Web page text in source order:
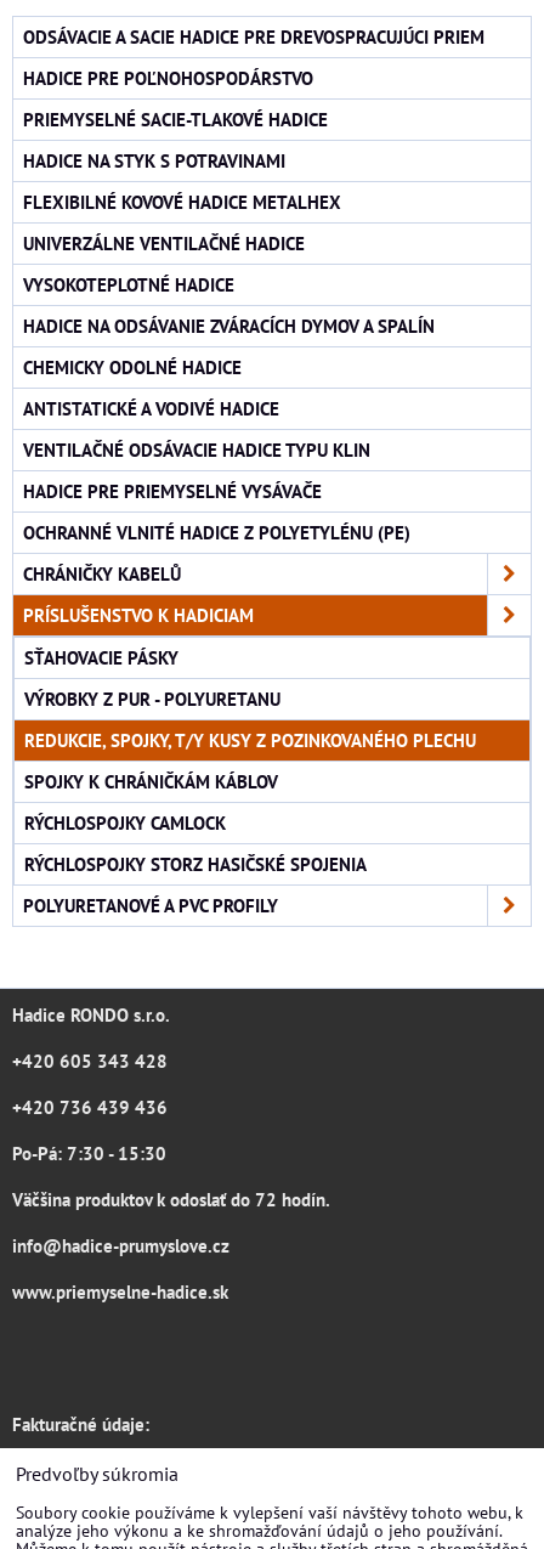
ODSÁVACIE A SACIE HADICE PRE DREVOSPRACUJÚCI PRIEM
HADICE PRE POĽNOHOSPODÁRSTVO
PRIEMYSELNÉ SACIE-TLAKOVÉ HADICE
HADICE NA STYK S POTRAVINAMI
FLEXIBILNÉ KOVOVÉ HADICE METALHEX
UNIVERZÁLNE VENTILAČNÉ HADICE
VYSOKOTEPLOTNÉ HADICE
HADICE NA ODSÁVANIE ZVÁRACÍCH DYMOV A SPALÍN
CHEMICKY ODOLNÉ HADICE
ANTISTATICKÉ A VODIVÉ HADICE
VENTILAČNÉ ODSÁVACIE HADICE TYPU KLIN
HADICE PRE PRIEMYSELNÉ VYSÁVAČE
OCHRANNÉ VLNITÉ HADICE Z POLYETYLÉNU (PE)
CHRÁNIČKY KABELŮ
PRÍSLUŠENSTVO K HADICIAM
SŤAHOVACIE PÁSKY
VÝROBKY Z PUR - POLYURETANU
REDUKCIE, SPOJKY, T/Y KUSY Z POZINKOVANÉHO PLECHU
SPOJKY K CHRÁNIČKÁM KÁBLOV
RÝCHLOSPOJKY CAMLOCK
RÝCHLOSPOJKY STORZ HASIČSKÉ SPOJENIA
POLYURETANOVÉ A PVC PROFILY
Hadice RONDO s.r.o.
+420 605 343 428
+420 736 439 436
Po-Pá: 7:30 - 15:30
Väčšina produktov k odoslať do 72 hodín.
info@hadice-prumyslove.cz
www.priemyselne-hadice.sk
Fakturačné údaje:
Hadice RONDO s.r.o.
Žirovnická 3133/6
Predvoľby súkromia
Soubory cookie používáme k vylepšení vaší návštěvy tohoto webu, k
analýze jeho výkonu a ke shromažďování údajů o jeho používání.